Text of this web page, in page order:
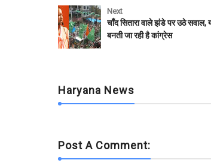
e
b
o
o
k
t
t
e
r
t
s
A
p
l
l
r
e
Next
चाँद सितारा वाले झंडे पर उठे सवाल,
बनती जा रही है कांग्रेस
Haryana News
Post A Comment: